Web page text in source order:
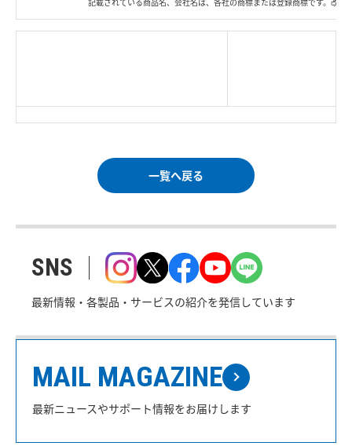
一覧へ戻る
SNS
最新情報・各製品・サービスの紹介を発信しています
MAIL MAGAZINE
最新ニュースやサポート情報をお届けします